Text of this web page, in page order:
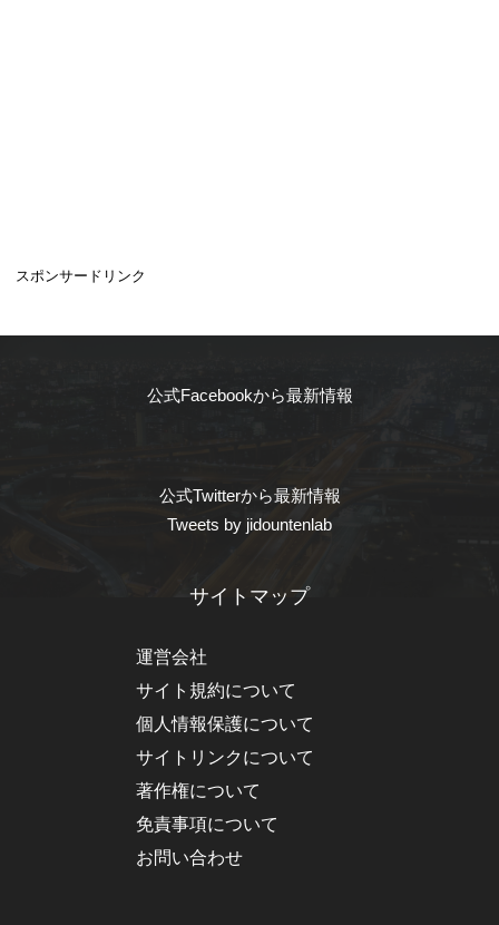
スポンサードリンク
公式Facebookから最新情報
公式Twitterから最新情報
Tweets by jidountenlab
サイトマップ
運営会社
サイト規約について
個人情報保護について
サイトリンクについて
著作権について
免責事項について
お問い合わせ